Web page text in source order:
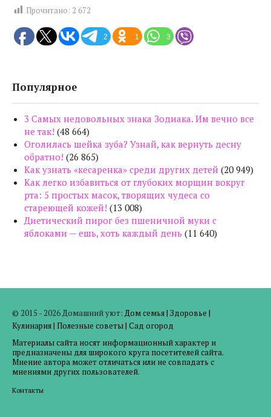
Прочитано: 2 672
2 1 3
Популярное
3 Самых недовольных знака Зодиака. Им вечно все
не так! (48 664)
Оголилась шейка зуба? Узнай, как вернуть десну
обратно! (26 865)
Как узнать «кесаренка» среди других детей (20 949)
Как легко избавиться от глубоких морщин вокруг
рта: 5 простых масок, творящих чудеса со
стареющей кожей! (13 008)
Диетический пирог без пшеничной муки с
яблоками — ешь, хоть каждый день (11 640)
© 2015 - 2026 Домашний уют: Дом семья| Здоровье |
Кулинария| Полезные советы| Сад огород
Материалы сайта носят информационный характер и
предназначены для широкого круга посетителей сайта.
Мнение автора может отличаться или не совпадать с
мнениями других пользователей.
Контакты